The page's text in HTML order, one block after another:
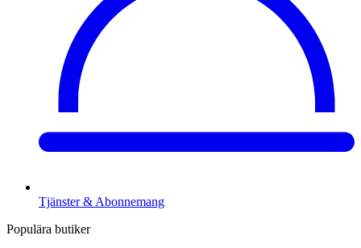
Tjänster & Abonnemang
Populära butiker